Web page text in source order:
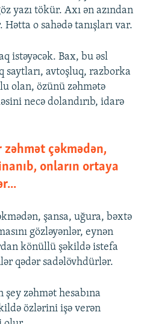
yazı tökür. Axı ən azından
o sahədə tanışları var.
istəyəcək. Bax, bu əsl
saytları, avtoşluq, razborka
olan, özünü zəhmətə
necə dolandırıb, idarə
çəkmədən,
onların ortaya
şansa, uğura, bəxtə
gözləyənlər, eynən
könüllü şəkildə istefa
qədər sadəlövhdürlər.
zəhmət hesabına
özlərini işə verən